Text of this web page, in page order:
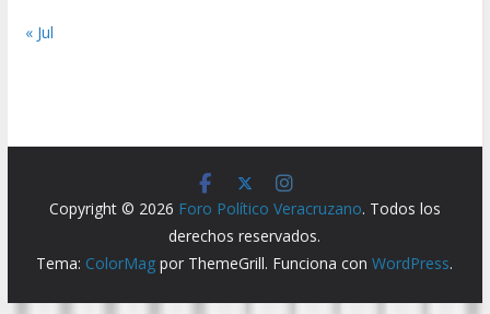
« Jul
Copyright © 2026 Foro Político Veracruzano. Todos los
derechos reservados.
Tema: ColorMag por ThemeGrill. Funciona conWordPress.